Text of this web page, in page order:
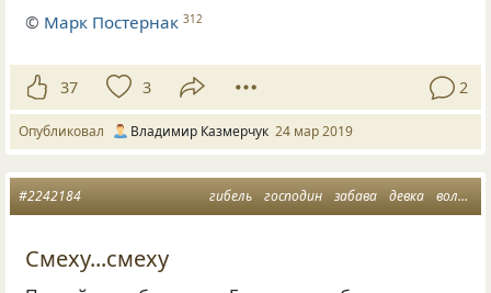
© Марк Постернак 312
37 3 2
Опубликовал Владимир Казмерчук 24 мар 2019
гибель господин забава девка вольная
#2242184
Смеху...смеху